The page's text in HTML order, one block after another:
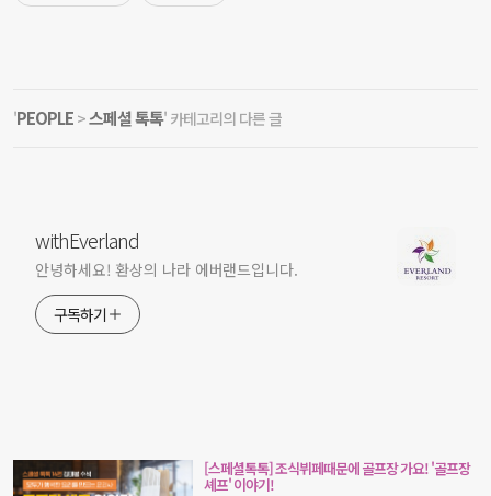
'PEOPLE >스페셜 톡톡' 카테고리의 다른 글
withEverland
안녕하세요! 환상의 나라 에버랜드입니다.
구독하기
[스페셜톡톡] 조식뷔페때문에 골프장 가요! '골프장
셰프' 이야기!